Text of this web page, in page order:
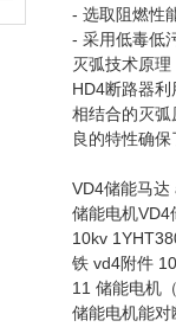
- 选取阻燃性
- 采用低毒低
灭弧技术原理
HD4断路器
相结合的灭
良的特性确
VD4储能马达
储能电机VD4
10kv
铁 vd4附件
11 储能电机（
储能电机能